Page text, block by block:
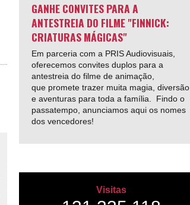
GANHE CONVITES PARA A
ANTESTREIA DO FILME "FINNICK:
CRIATURAS MÁGICAS"
Em parceria com a PRIS Audiovisuais,
oferecemos convites duplos para a
antestreia do filme de animação,
que promete trazer muita magia, diversão
e aventuras para toda a família. Findo o
passatempo, anunciamos aqui os nomes
dos vencedores!
Visitas